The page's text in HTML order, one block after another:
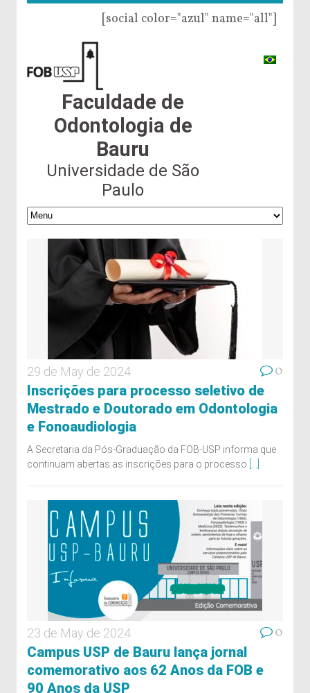
[social color="azul" name="all"]
Faculdade de
Odontologia de
Bauru
Universidade de São
Paulo
29 de May de 2024 0
Inscrições para processo seletivo de
Mestrado e Doutorado em Odontologia
e Fonoaudiologia
A Secretaria da Pós-Graduação da FOB-USP informa que
continuam abertas as inscrições para o processo
23 de May de 2024 0
Campus USP de Bauru lança jornal
comemorativo aos 62 Anos da FOB e
90 Anos da USP